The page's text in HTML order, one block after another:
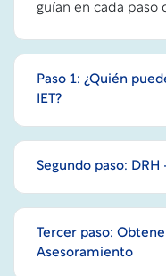
guían en cada paso
Paso 1: ¿Quién
IET?
Segundo paso:
Tercer paso:
Asesoramiento